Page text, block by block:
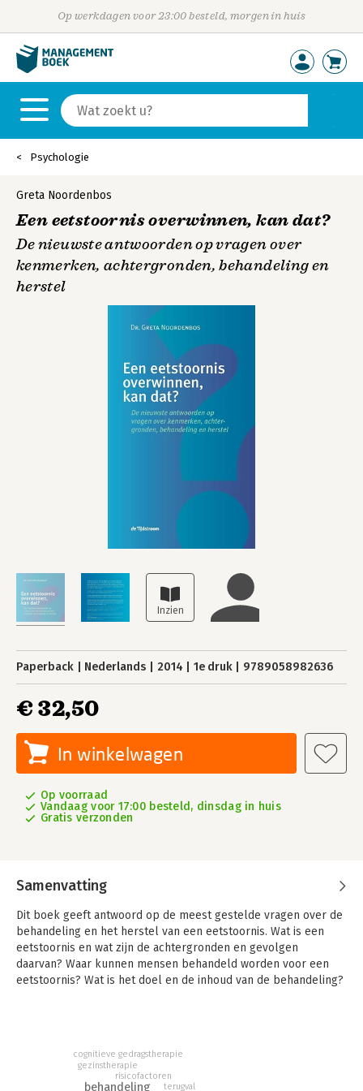
Op werkdagen voor 23:00 besteld, morgen in huis
Psychologie
Greta Noordenbos
Een eetstoornis overwinnen, kan dat?
De nieuwste antwoorden op vragen over
kenmerken, achtergronden, behandeling en
herstel
Paperback Nederlands 2014 1e druk 9789058982636
€ 32,50
In winkelwagen
Op voorraad
Vandaag voor 17:00 besteld, dinsdag in huis
Gratis verzonden
Samenvatting
Dit boek geeft antwoord op de meest gestelde vragen over de
behandeling en het herstel van een eetstoornis. Wat is een
eetstoornis en wat zijn de achtergronden en gevolgen
daarvan? Waar kunnen mensen behandeld worden voor een
eetstoornis? Wat is het doel en de inhoud van de behandeling?
gegeven kan worden op basis van wetenschappelijk
behandeling
risicofactoren
terugval
gezinstherapie
cognitieve gedragstherapie